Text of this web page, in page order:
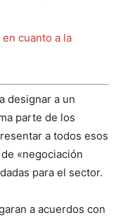
cuanto a la
designar a un
parte de los
a todos esos
«negociación
para el sector.
a acuerdos con